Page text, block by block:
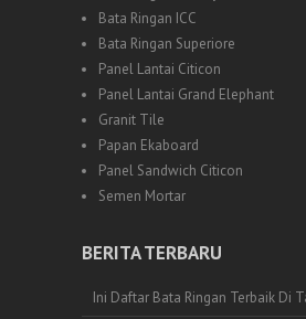
Bata Ringan ICC
Bata Ringan Superiore
Panel Lantai Citicon
Panel Lantai Grand Elephant
Granit Tile
Papan Ekaboard
Panel Sandwich Citicon
Semen Mortar
BERITA TERBARU
Ini Daftar Bata Ringan Terbaik Di